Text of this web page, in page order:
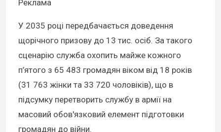
Реклама
У 2035 році передбачається доведення
щорічного призову до 13 тис. осіб. За такого
сценарію служба охопить майже кожного
п’ятого з 65 483 громадян віком від 18 років
(31 763 жінки та 33 720 чоловіків), що в
підсумку перетворить службу в армії на
масовий обов'язковий елемент підготовки
громадян до війни.